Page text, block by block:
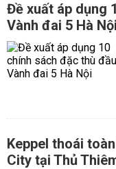
Đề xuất áp dụng
Vành đai 5 Hà Nội
Keppel thoái
City tại Thủ